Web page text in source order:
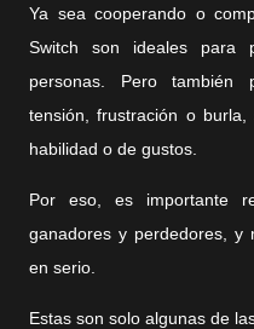
Ya sea cooperando o
Switch son ideales para
personas. Pero también
tensión, frustración o
habilidad o de gustos.
Por eso, es importante
ganadores y perdedores, y
en serio.
Estas son solo algunas de